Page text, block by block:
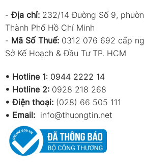
-Địa chỉ: 232/14 Đường Số 9,
Thành Phố Hồ Chí Minh
- Mã Số Thuế: 0312 076 692 cấp
Sở Kế Hoạch & Đầu Tư TP. HCM
• Hotline 1: 0944 2222 14
• Hotline 2: 0928 218 268
• Điện thoại: (028) 66 505 111
• Email: info@thuongtin.net